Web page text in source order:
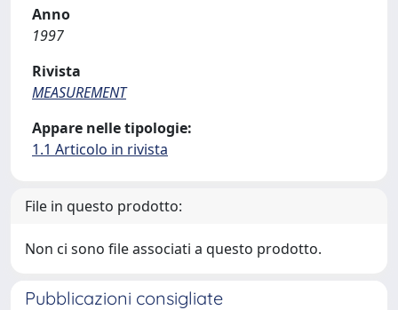
Anno
1997
Rivista
MEASUREMENT
Appare nelle tipologie:
1.1 Articolo in rivista
File in questo prodotto:
Non ci sono file associati a questo prodotto.
Pubblicazioni consigliate